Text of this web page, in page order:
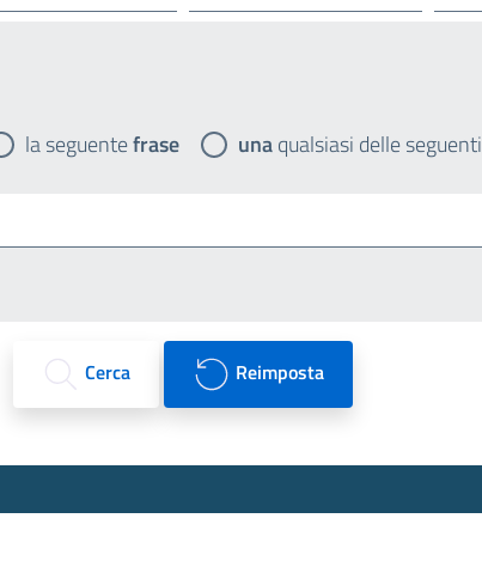
la seguentefrase unaqualsiasi delle seguenti
Cerca Reimposta